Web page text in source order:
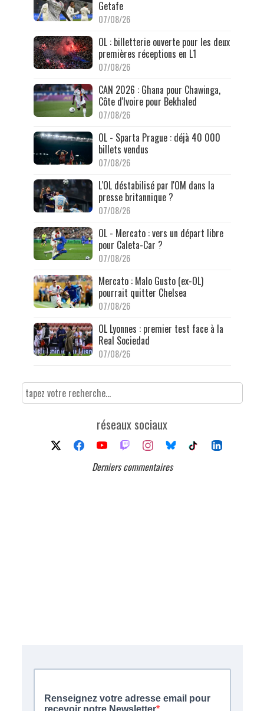
Getafe
07/08/26
OL : billetterie ouverte pour les deux
premières réceptions en L1
07/08/26
CAN 2026 : Ghana pour Chawinga,
Côte d'Ivoire pour Bekhaled
07/08/26
OL - Sparta Prague : déjà 40 000
billets vendus
07/08/26
L'OL déstabilisé par l'OM dans la
presse britannique ?
07/08/26
OL - Mercato : vers un départ libre
pour Caleta-Car ?
07/08/26
Mercato : Malo Gusto (ex-OL)
pourrait quitter Chelsea
07/08/26
OL Lyonnes : premier test face à la
Real Sociedad
07/08/26
réseaux sociaux
Derniers commentaires